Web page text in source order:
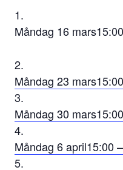
Måndag 16 mars
Måndag 23 mars
Måndag 30 mars
Måndag 6 april15:00